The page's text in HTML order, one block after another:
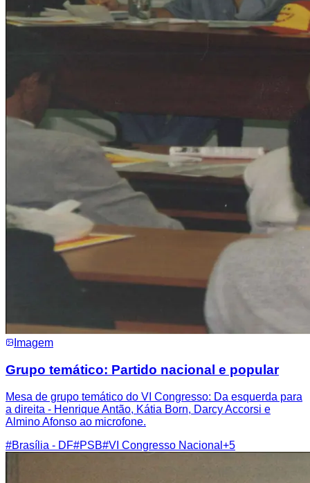
Imagem
Grupo temático: Partido nacional e popular
Mesa de grupo temático do VI Congresso: Da esquerda para
a direita - Henrique Antão, Kátia Born, Darcy Accorsi e
Almino Afonso ao microfone.
#Brasília - DF#PSB#VI Congresso Nacional +5